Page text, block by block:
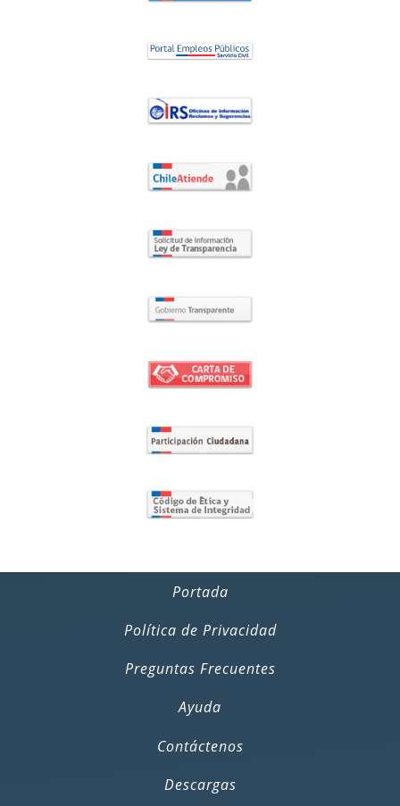
Portada
Política de Privacidad
Preguntas Frecuentes
Ayuda
Contáctenos
Descargas